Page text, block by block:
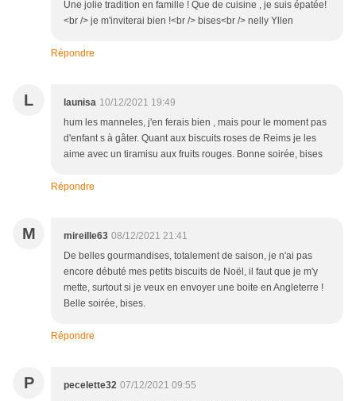
Une jolie tradition en famille ! Que de cuisine , je suis épatée!
<br /> je m'inviterai bien !<br /> bises<br /> nelly Yllen
Répondre
L launisa 10/12/2021 19:49
hum les manneles, j'en ferais bien , mais pour le moment pas
d'enfant s à gâter. Quant aux biscuits roses de Reims je les
aime avec un tiramisu aux fruits rouges. Bonne soirée, bises
Répondre
M mireille63 08/12/2021 21:41
De belles gourmandises, totalement de saison, je n'ai pas
encore débuté mes petits biscuits de Noël, il faut que je m'y
mette, surtout si je veux en envoyer une boite en Angleterre !
Belle soirée, bises.
Répondre
P pecelette32 07/12/2021 09:55